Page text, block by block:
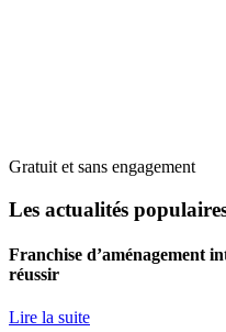
Gratuit et sans engagement
Les actualités
Franchise d’aménagement
réussir
Lire la suite